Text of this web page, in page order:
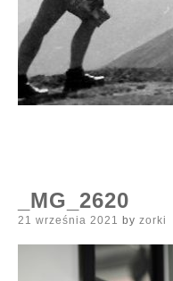
_MG_2620
Posted
21 września 2021 by zorki